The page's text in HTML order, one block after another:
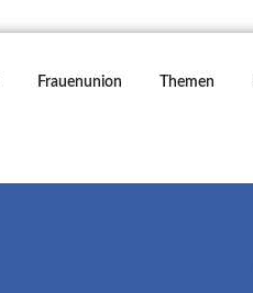
Frauenunion Themen